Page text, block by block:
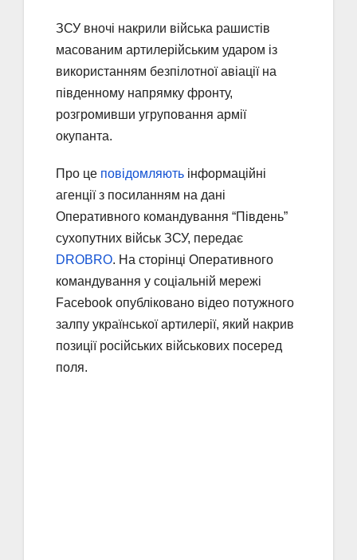
ЗСУ вночі накрили війська рашистів
масованим артилерійським ударом із
використанням безпілотної авіації на
південному напрямку фронту,
розгромивши угруповання армії
окупанта.
Про це повідомляють інформаційні
агенції з посиланням на дані
Оперативного командування “Південь”
сухопутних військ ЗСУ, передає
DROBRO. На сторінці Оперативного
командування у соціальній мережі
Facebook опубліковано відео потужного
залпу української артилерії, який накрив
позиції російських військових посеред
поля.